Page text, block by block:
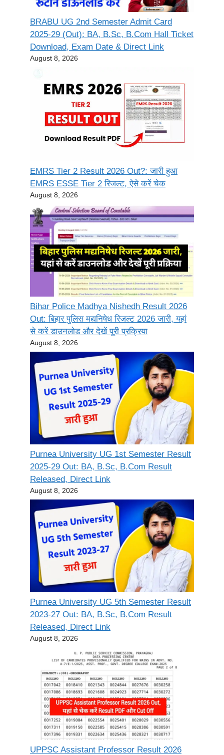
BRABU UG 2nd Semester Admit Card
2025-29 (Out): BA, B.Sc, B.Com Hall Ticket
Download, Exam Date & Direct Link
August 8, 2026
EMRS Tier 2 Result 2026 Out?: जारी हुआ
EMRS ESSE Tier 2 रिजल्ट, ऐसे करें चेक
August 8, 2026
Bihar Police Madhya Nishedh Result 2026
Out: बिहार पुलिस मद्यनिषेध रिजल्ट 2026 जारी, यहां
से करें डाउनलोड और देखें पूरी प्रक्रिया
August 8, 2026
Purnea University UG 1st Semester Result
2025-29 Out: BA, B.Sc, B.Com Result
Released, Direct Link
August 8, 2026
Purnea University UG 5th Semester Result
2023-27 Out: BA, B.Sc, B.Com Result
Released, Direct Link
August 8, 2026
UPPSC Assistant Professor Result 2026